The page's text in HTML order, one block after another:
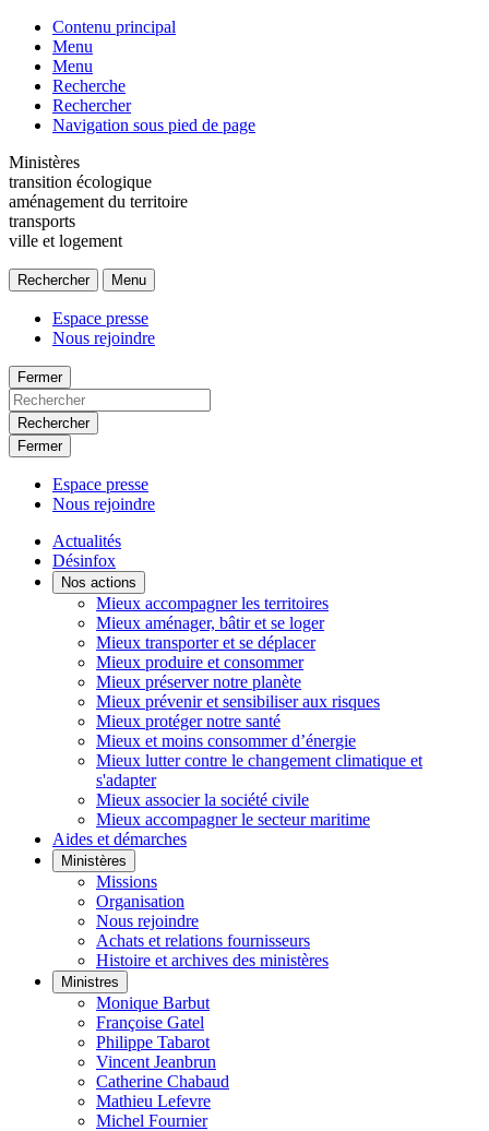
Contenu principal
Menu
Menu
Recherche
Rechercher
Navigation sous pied de page
Ministères
transition écologique
aménagement du territoire
transports
ville et logement
Rechercher Menu
Espace presse
Nous rejoindre
Fermer
Rechercher
Fermer
Espace presse
Nous rejoindre
Actualités
Désinfox
Nos actions
Mieux accompagner les territoires
Mieux aménager, bâtir et se loger
Mieux transporter et se déplacer
Mieux produire et consommer
Mieux préserver notre planète
Mieux prévenir et sensibiliser aux risques
Mieux protéger notre santé
Mieux et moins consommer d’énergie
Mieux lutter contre le changement climatique et
s'adapter
Mieux associer la société civile
Mieux accompagner le secteur maritime
Aides et démarches
Ministères
Missions
Organisation
Nous rejoindre
Achats et relations fournisseurs
Histoire et archives des ministères
Ministres
Monique Barbut
Françoise Gatel
Philippe Tabarot
Vincent Jeanbrun
Catherine Chabaud
Mathieu Lefevre
Michel Fournier